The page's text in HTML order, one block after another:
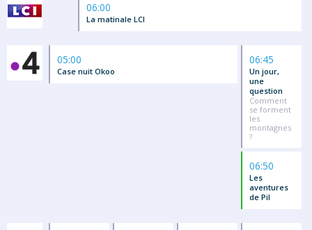
06:00
La matinale LCI
05:00
Case nuit Okoo
06:45
Un jour,
une
question
Comment
se forment
les
montagnes
?
06:50
Les
aventures
de Pil